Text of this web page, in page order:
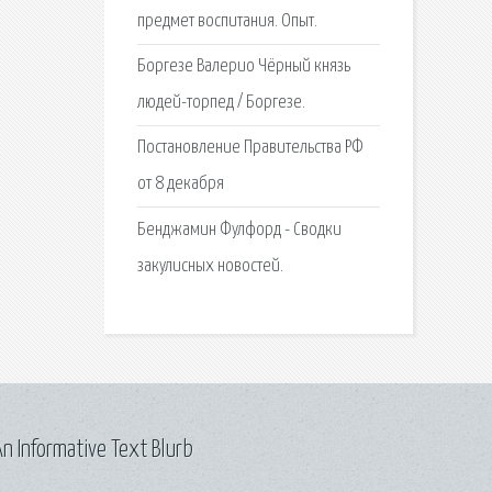
предмет воспитания. Опыт.
Боргезе Валерио Чёрный князь
людей-торпед / Боргезе.
Постановление Правительства РФ
от 8 декабря
Бенджамин Фулфорд - Сводки
закулисных новостей.
Informative Text Blurb